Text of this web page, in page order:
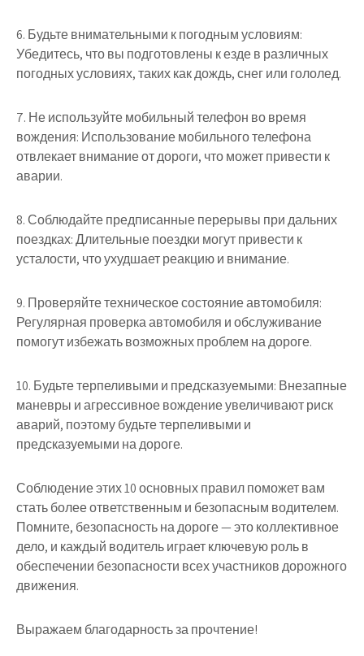
6. Будьте внимательными к погодным условиям:
Убедитесь, что вы подготовлены к езде в различных
погодных условиях, таких как дождь, снег или гололед.
7. Не используйте мобильный телефон во время
вождения: Использование мобильного телефона
отвлекает внимание от дороги, что может привести к
аварии.
8. Соблюдайте предписанные перерывы при дальних
поездках: Длительные поездки могут привести к
усталости, что ухудшает реакцию и внимание.
9. Проверяйте техническое состояние автомобиля:
Регулярная проверка автомобиля и обслуживание
помогут избежать возможных проблем на дороге.
10. Будьте терпеливыми и предсказуемыми: Внезапные
маневры и агрессивное вождение увеличивают риск
аварий, поэтому будьте терпеливыми и
предсказуемыми на дороге.
Соблюдение этих 10 основных правил поможет вам
стать более ответственным и безопасным водителем.
Помните, безопасность на дороге — это коллективное
дело, и каждый водитель играет ключевую роль в
обеспечении безопасности всех участников дорожного
движения.
Выражаем благодарность за прочтение!